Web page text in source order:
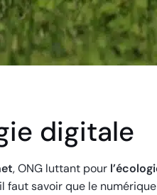
digitale
, ONG luttant pour
savoir que le